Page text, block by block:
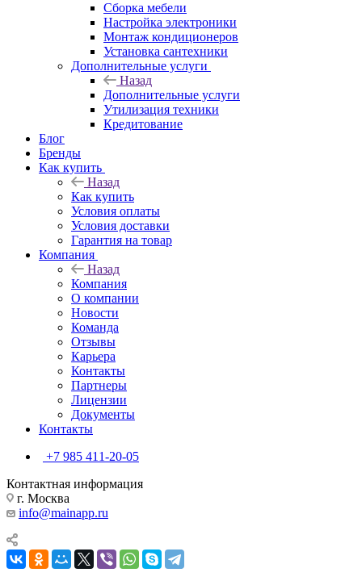
Сборка мебели
Настройка электроники
Монтаж кондиционеров
Установка сантехники
Дополнительные услуги
Назад
Дополнительные услуги
Утилизация техники
Кредитование
Блог
Бренды
Как купить
Назад
Как купить
Условия оплаты
Условия доставки
Гарантия на товар
Компания
Назад
Компания
О компании
Новости
Команда
Отзывы
Карьера
Контакты
Партнеры
Лицензии
Документы
Контакты
+7 985 411-20-05
Контактная информация
г. Москва
info@mainapp.ru